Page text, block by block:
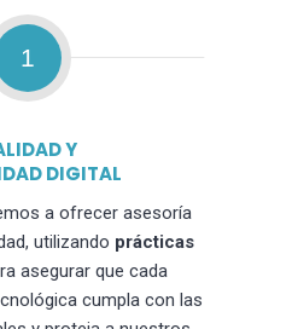
1
Y
DIGITAL
a ofrecer asesoría
utilizando prácticas
asegurar que cada
cumpla con las